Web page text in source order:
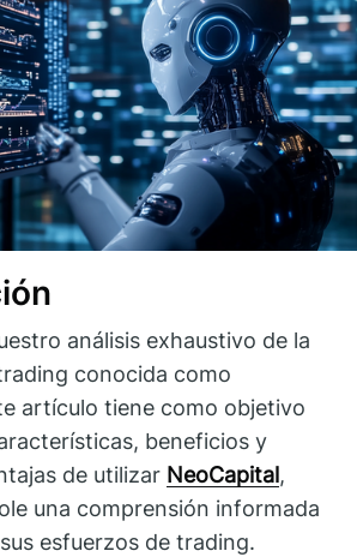
análisis exhaustivo de la
conocida como
artículo tiene como objetivo
beneficios y
de utilizar NeoCapital,
una comprensión informada
esfuerzos de trading.